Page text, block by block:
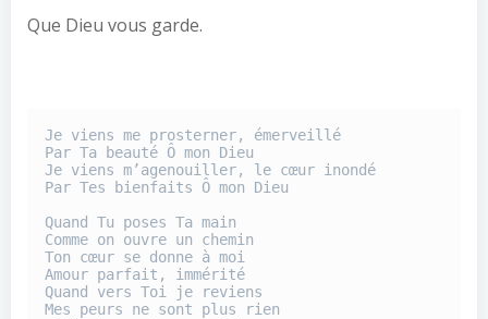
Que Dieu vous garde.
Je viens me prosterner, émerveillé
Par Ta beauté Ô mon Dieu
Je viens m’agenouiller, le cœur inondé
Par Tes bienfaits Ô mon Dieu
Quand Tu poses Ta main
Comme on ouvre un chemin
Ton cœur se donne à moi
Amour parfait, immérité
Quand vers Toi je reviens
Mes peurs ne sont plus rien